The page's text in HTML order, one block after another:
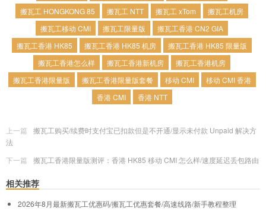
搬瓦工 HONGKONG 85
搬瓦工 NTT 搬瓦工 xTom
搬瓦工机房
搬瓦工移动 CMI
搬瓦工限量版
搬瓦工香港 CN2 GIA
搬瓦工香港 HK85
搬瓦工香港 HK85 机房
搬瓦工香港 HK85 限量版
搬瓦工香港怎么样
搬瓦工香港新机房
搬瓦工香港机房
搬瓦工香港限量版
搬瓦工香港限量版套餐 移动 CMI
移动 CMI 香港
香港 CMI
香港 NTT
上一篇
搬瓦工购买/续费时支付宝已扣款但是不开通/显示未付款 Unpaid 解决方
法
下一篇
搬瓦工香港限量版测评：香港 HK85 移动 CMI 怎么样/速度延迟丢包路由
相关推荐
2026年8月最新搬瓦工优惠码/搬瓦工优惠套餐/高速线路/新手教程整理